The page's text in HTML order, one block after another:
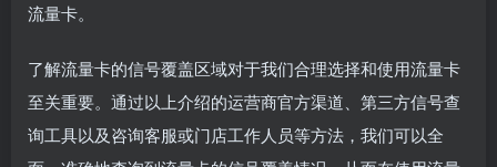
流量卡。
了解流量卡的信号覆盖区域对于我们合理选择和使用流量卡
至关重要。通过以上介绍的运营商官方渠道、第三方信号查
询工具以及咨询客服或门店工作人员等方法，我们可以全